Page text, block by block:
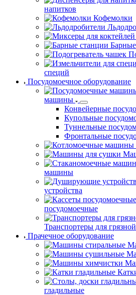
напитков
Кофемолки
специй
Посудомоечное оборудование
машины
Конвейерные
Купольные
Туннельные
Фронтальные
машины
устройства
посудомоечные
Транспортеры для
Прачечное оборудование
гладильные